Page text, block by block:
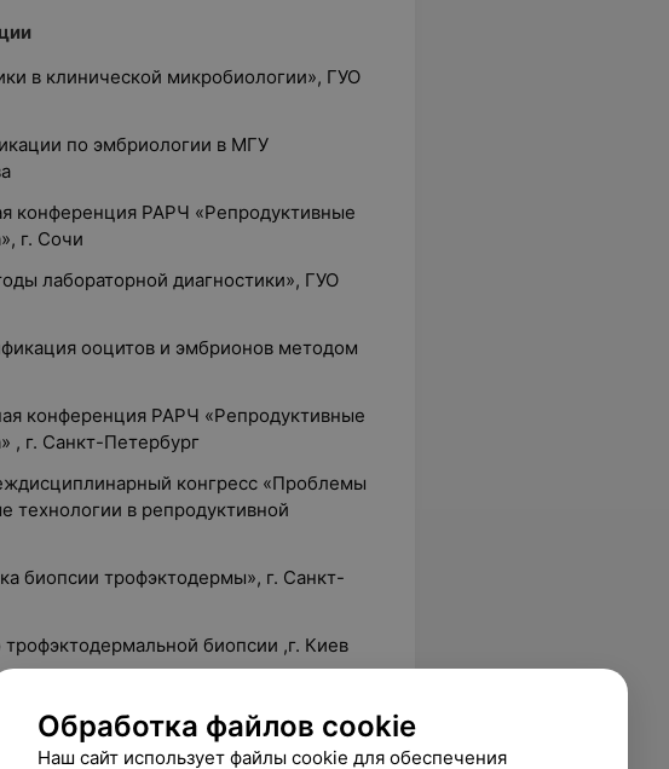
в клинической микробиологии», ГУО
по эмбриологии в МГУ
конференция РАРЧ «Репродуктивные
г. Сочи
лабораторной диагностики», ГУО
ооцитов и эмбрионов методом
конференция РАРЧ «Репродуктивные
, г. Санкт-Петербург
конгресс «Проблемы
технологии в репродуктивной
биопсии трофэктодермы», г. Санкт-
биопсии ,г. Киев
Казахстанской ассоциации
подходы к лечению
будущее», г. Алматы
Обработка файлов cookie
Наш сайт использует файлы cookie для обеспечения